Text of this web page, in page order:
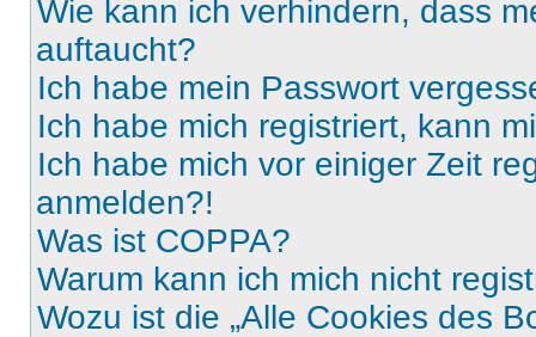
Wie kann ich verhindern, dass
auftaucht?
Ich habe mein Passwort
Ich habe mich registriert, kann
Ich habe mich vor einiger Zeit
anmelden?!
Was ist COPPA?
Warum kann ich mich nicht
Wozu ist die „Alle Cookies des